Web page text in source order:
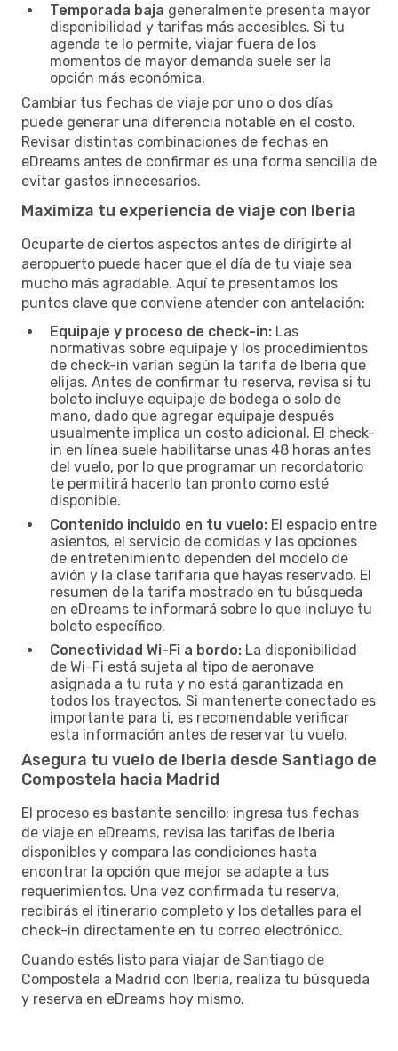
Temporada baja generalmente presenta mayor
disponibilidad y tarifas más accesibles. Si tu
agenda te lo permite, viajar fuera de los
momentos de mayor demanda suele ser la
opción más económica.
Cambiar tus fechas de viaje por uno o dos días
puede generar una diferencia notable en el costo.
Revisar distintas combinaciones de fechas en
eDreams antes de confirmar es una forma sencilla de
evitar gastos innecesarios.
Maximiza tu experiencia de viaje con Iberia
Ocuparte de ciertos aspectos antes de dirigirte al
aeropuerto puede hacer que el día de tu viaje sea
mucho más agradable. Aquí te presentamos los
puntos clave que conviene atender con antelación:
Equipaje y proceso de check-in: Las
normativas sobre equipaje y los procedimientos
de check-in varían según la tarifa de Iberia que
elijas. Antes de confirmar tu reserva, revisa si tu
boleto incluye equipaje de bodega o solo de
mano, dado que agregar equipaje después
usualmente implica un costo adicional. El check-
in en línea suele habilitarse unas 48 horas antes
del vuelo, por lo que programar un recordatorio
te permitirá hacerlo tan pronto como esté
disponible.
Contenido incluido en tu vuelo: El espacio entre
asientos, el servicio de comidas y las opciones
de entretenimiento dependen del modelo de
avión y la clase tarifaria que hayas reservado. El
resumen de la tarifa mostrado en tu búsqueda
en eDreams te informará sobre lo que incluye tu
boleto específico.
Conectividad Wi-Fi a bordo: La disponibilidad
de Wi-Fi está sujeta al tipo de aeronave
asignada a tu ruta y no está garantizada en
todos los trayectos. Si mantenerte conectado es
importante para ti, es recomendable verificar
esta información antes de reservar tu vuelo.
Asegura tu vuelo de Iberia desde Santiago de
Compostela hacia Madrid
El proceso es bastante sencillo: ingresa tus fechas
de viaje en eDreams, revisa las tarifas de Iberia
disponibles y compara las condiciones hasta
encontrar la opción que mejor se adapte a tus
requerimientos. Una vez confirmada tu reserva,
recibirás el itinerario completo y los detalles para el
check-in directamente en tu correo electrónico.
Cuando estés listo para viajar de Santiago de
Compostela a Madrid con Iberia, realiza tu búsqueda
y reserva en eDreams hoy mismo.